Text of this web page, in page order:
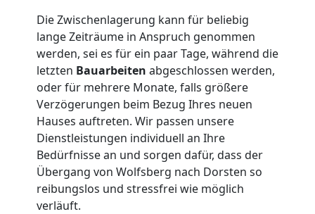
Die Zwischenlagerung kann für beliebig
lange Zeiträume in Anspruch genommen
werden, sei es für ein paar Tage, während die
letzten Bauarbeiten abgeschlossen werden,
oder für mehrere Monate, falls größere
Verzögerungen beim Bezug Ihres neuen
Hauses auftreten. Wir passen unsere
Dienstleistungen individuell an Ihre
Bedürfnisse an und sorgen dafür, dass der
Übergang von Wolfsberg nach Dorsten so
reibungslos und stressfrei wie möglich
verläuft.